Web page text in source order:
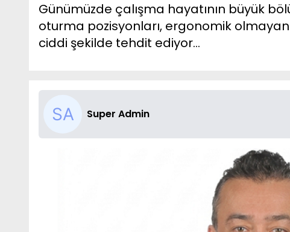
Günümüzde çalışma hayatının büyük
oturma pozisyonları, ergonomik olmayan
ciddi şekilde tehdit ediyor…
Super Admin